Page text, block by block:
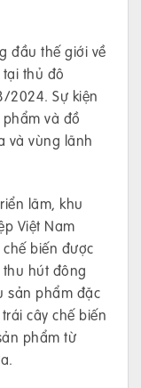
đầu thế giới về
thủ đô
2024. Sự kiện
và đồ
và vùng lãnh
lãm, khu
Việt Nam
biến được
hút đông
sản phẩm đặc
cây chế biến
phẩm từ